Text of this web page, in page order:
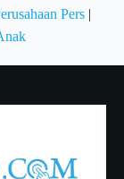
Pers|